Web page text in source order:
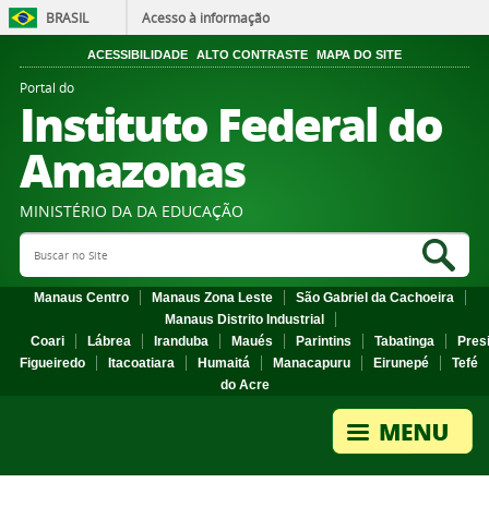
BRASIL Acesso à informação
ACESSIBILIDADE ALTO CONTRASTE MAPA DO SITE
Portal do
Instituto Federal do
Amazonas
MINISTÉRIO DA DA EDUCAÇÃO
Search Site
Manaus Centro Manaus Zona Leste
São Gabriel da Cachoeira
Manaus Distrito Industrial
Coari
Lábrea Iranduba Maués Parintins Tabatinga
Figueiredo
Itacoatiara Humaitá Manacapuru Eirunepé
Tefé
do Acre